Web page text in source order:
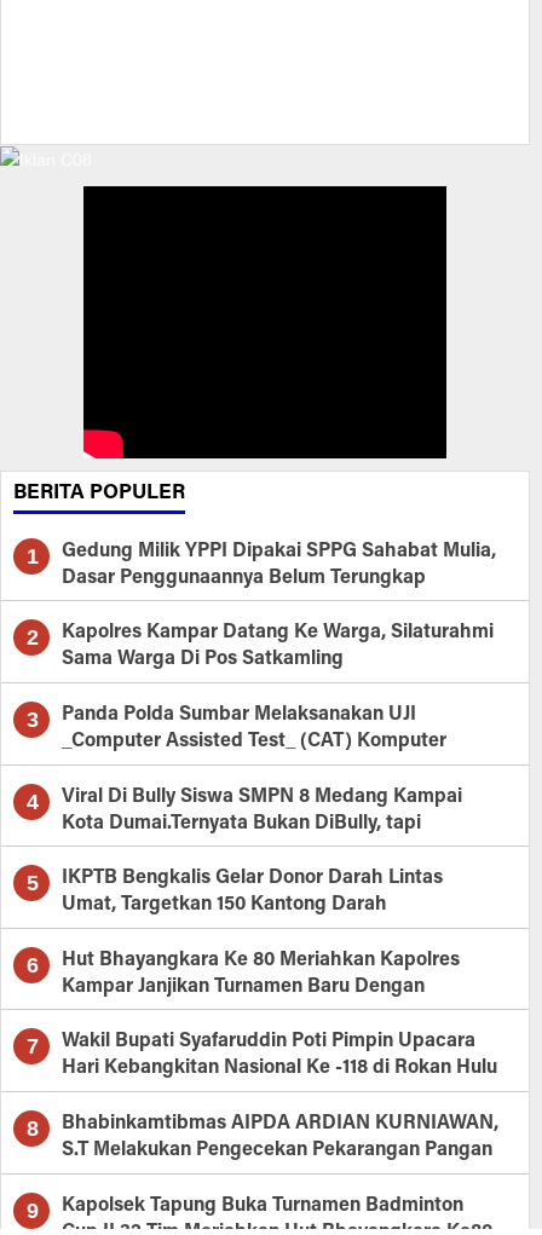
BERITA POPULER
1
Gedung Milik YPPI Dipakai SPPG Sahabat Mulia,
Dasar Penggunaannya Belum Terungkap
2
Kapolres Kampar Datang Ke Warga, Silaturahmi
Sama Warga Di Pos Satkamling
3
Panda Polda Sumbar Melaksanakan UJI
_Computer Assisted Test_ (CAT) Komputer
Penerimaan Bintara Polri
4
Viral Di Bully Siswa SMPN 8 Medang Kampai
Kota Dumai.Ternyata Bukan DiBully, tapi
perkelahian.
5
IKPTB Bengkalis Gelar Donor Darah Lintas
Umat, Targetkan 150 Kantong Darah
6
Hut Bhayangkara Ke 80 Meriahkan Kapolres
Kampar Janjikan Turnamen Baru Dengan
Komposisi Tim Baru
7
Wakil Bupati Syafaruddin Poti Pimpin Upacara
Hari Kebangkitan Nasional Ke -118 di Rokan Hulu
8
Bhabinkamtibmas AIPDA ARDIAN KURNIAWAN,
S.T Melakukan Pengecekan Pekarangan Pangan
Bergizi
9
Kapolsek Tapung Buka Turnamen Badminton